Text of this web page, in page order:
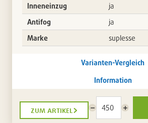
Inneneinzug
ja
Antifog
ja
Marke
suplesse
Varianten-Vergleich
Information
zum artikel
Menge
reduzieren
Menge
erhöhen